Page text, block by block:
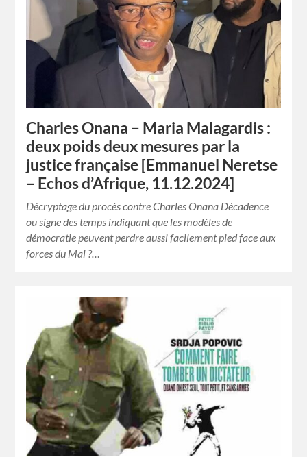
Charles Onana – Maria Malagardis :
deux poids deux mesures par la
justice française [Emmanuel Neretse
– Echos d’Afrique, 11.12.2024]
Décryptage du procès contre Charles Onana Décadence
ou signe des temps indiquant que les modèles de
démocratie peuvent perdre aussi facilement pied face aux
forces du Mal ?…